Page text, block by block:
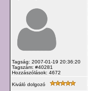
Tagság: 2007-01-19 20:36:20
Tagszám: #40281
Hozzászólások: 4672
Kiváló dolgozó